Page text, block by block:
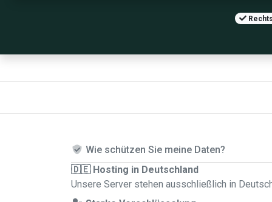
Wie schützen Sie meine Daten?
🇩🇪 Hosting in Deutschland
Unsere Server stehen ausschließlich in